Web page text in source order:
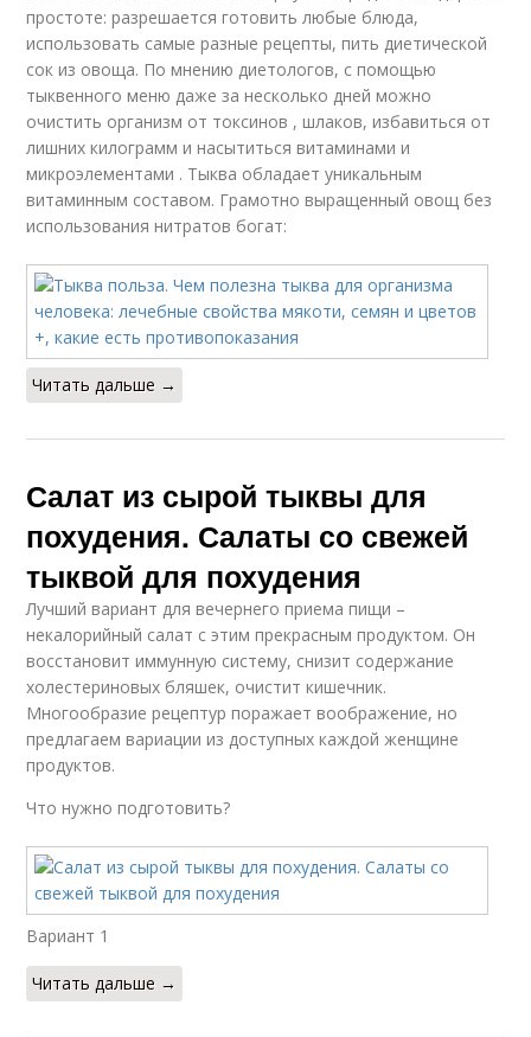
простоте: разрешается готовить любые блюда,
использовать самые разные рецепты, пить диетической
сок из овоща. По мнению диетологов, с помощью
тыквенного меню даже за несколько дней можно
очистить организм от токсинов , шлаков, избавиться от
лишних килограмм и насытиться витаминами и
микроэлементами . Тыква обладает уникальным
витаминным составом. Грамотно выращенный овощ без
использования нитратов богат:
Читать дальше →
Салат из сырой тыквы для
похудения. Салаты со свежей
тыквой для похудения
Лучший вариант для вечернего приема пищи –
некалорийный салат с этим прекрасным продуктом. Он
восстановит иммунную систему, снизит содержание
холестериновых бляшек, очистит кишечник.
Многообразие рецептур поражает воображение, но
предлагаем вариации из доступных каждой женщине
продуктов.
Что нужно подготовить?
Вариант 1
Читать дальше →